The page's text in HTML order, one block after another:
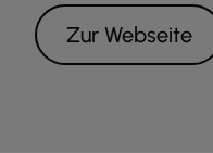
Zur Webseite